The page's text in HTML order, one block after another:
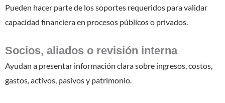
Pueden hacer parte de los soportes requeridos para validar
capacidad financiera en procesos públicos o privados.
Socios, aliados o revisión interna
Ayudan a presentar información clara sobre ingresos, costos,
gastos, activos, pasivos y patrimonio.